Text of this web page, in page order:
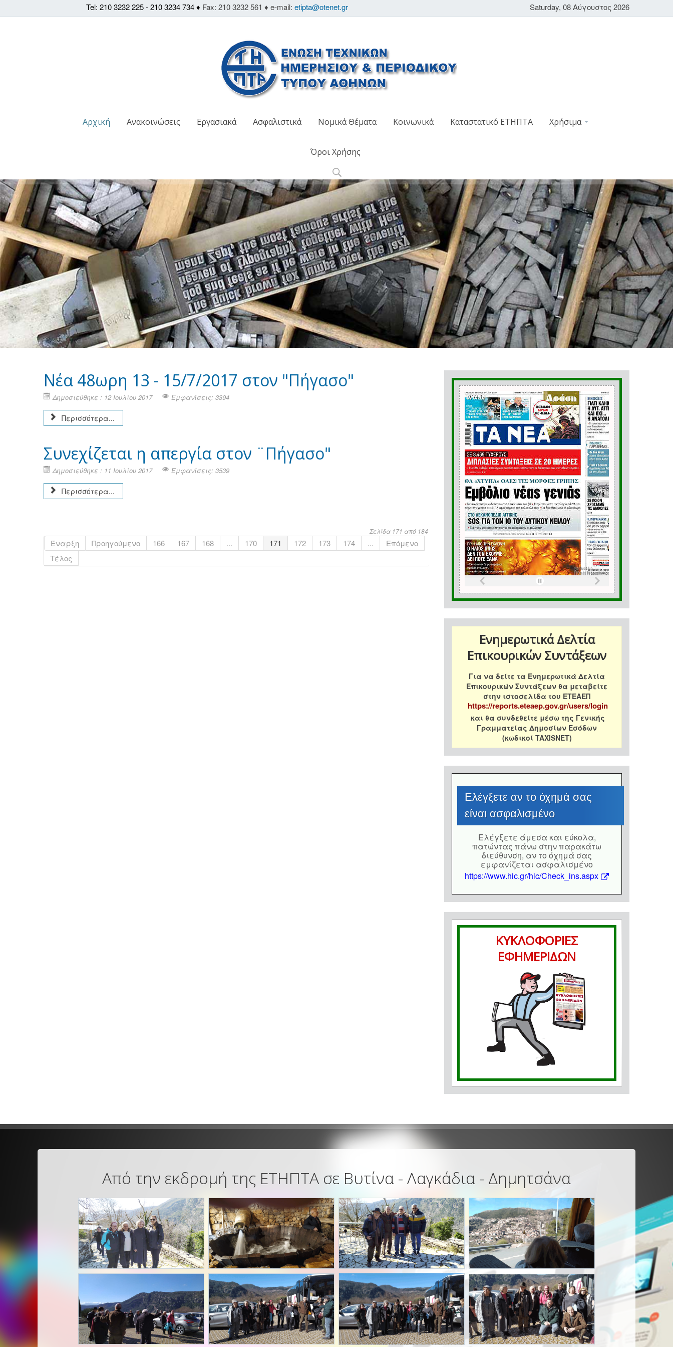
Saturday, 08 Αύγουστος 2026
Tel: 210 3232 225 - 210 3234 734 ♦ Fax: 210 3232 561 ♦ e-mail: etipta@otenet.gr
Αρχική Ανακοινώσεις Εργασιακά Ασφαλιστικά Νομικά Θέματα Κοινωνικά Καταστατικό ΕΤΗΠΤΑ Χρήσιμα
Όροι Χρήσης
Νέα 48ωρη 13 - 15/7/2017 στον "Πήγασο"
Δημοσιεύθηκε : 12 Ιουλίου 2017 Εμφανίσεις: 3394
Περισσότερα...
Συνεχίζεται η απεργία στον ¨Πήγασο"
Δημοσιεύθηκε : 11 Ιουλίου 2017 Εμφανίσεις: 3539
Περισσότερα...
Σελίδα 171 από 184
Έναρξη Προηγούμενο 166 167 168 ... 170 171 172 173 174 ...
Επόμενο
Τέλος
Ενημερωτικά Δελτία
Επικουρικών Συντάξεων
Για να δείτε τα Ενημερωτικά Δελτία
Επικουρικών Συντάξεων θα μεταβείτε
στην ιστοσελίδα του ΕΤΕΑΕΠ
https://reports.eteaep.gov.gr/users/login
και θα συνδεθείτε μέσω της Γενικής
Γραμματείας Δημοσίων Εσόδων
(κωδικοί TAXISNET)
Eλέγξετε αν το όχημά σας
είναι ασφαλισμένο
Eλέγξετε άμεσα και εύκολα,
πατώντας πάνω στην παρακάτω
διεύθυνση, αν το όχημά σας
εμφανίζεται ασφαλισμένο
https://www.hic.gr/hic/Check_ins.aspx
ΚΥΚΛΟΦΟΡΙΕΣ
ΕΦΗΜΕΡΙΔΩΝ
Από την εκδρομή της ΕΤΗΠΤΑ σε Βυτίνα - Λαγκάδια - Δημητσάνα